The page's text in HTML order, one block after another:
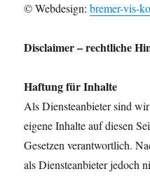
© Webdesign:bremer-vis-
Disclaimer – rechtliche
Haftung für Inhalte
Als Diensteanbieter sind
eigene Inhalte auf diesen
Gesetzen verantwortlich.
als Diensteanbieter jedoch